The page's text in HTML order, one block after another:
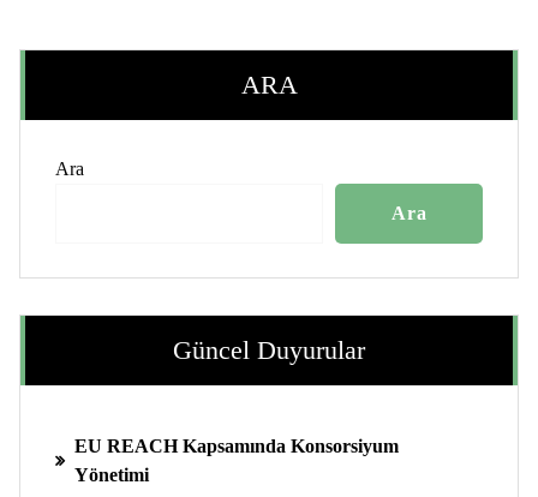
ARA
Ara
Ara
Güncel Duyurular
EU REACH Kapsamında Konsorsiyum
Yönetimi